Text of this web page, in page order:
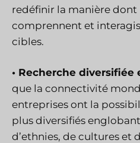
redéfinir la manière dont
comprennent et
cibles.
• Recherche diversifiée
que la connectivité
entreprises ont la
plus diversifiés
d’ethnies, de cultures et